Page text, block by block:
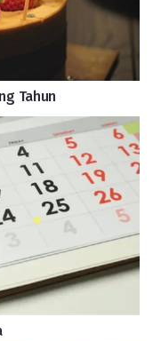
Tahun